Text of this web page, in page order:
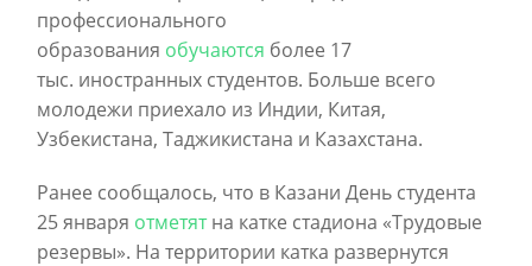
профессионального
образования обучаются более 17
тыс. иностранных студентов. Больше всего
молодежи приехало из Индии, Китая,
Узбекистана, Таджикистана и Казахстана.
Ранее сообщалось, что в Казани День студента
25 января отметятна катке стадиона «Трудовые
резервы». На территории катка развернутся